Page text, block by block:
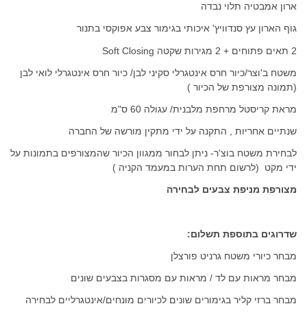
ארון אמבטיה תלוי נבדה
גוף הארון עץ סנדוויץ' איכותי בגימור צבע אפוקסי בתנור
2 תאים פתוחים + 2 מגירות שקטה Soft Closing
משטח ב'וצר/כיור חרס אינטגרלי סקיני לבן/ כיור חרס אינטגרלי לואי לבן
(תמונה מצורפת של הכיור )
מראת קריסטל מרחפת מלבנית/ עגולה 60 ס"מ
שנתיים אחריות , התקנה על ידי מתקין מורשה של החברה
לבחירת משטח בוצ'ר- ניתן לבחור ממגוון הכיור שהמצורפים בתמונות על
ידי מקט (לרשום תחת הערות במעמד הקניה )
מצורפת מניפת צבעים לבחירה
שדרוגים בתוספת תשלום:
מבחר כיורי משטח גרניט פורצלן
מבחר מראות עם לד / מראות עם מסגרות בצבעים שונים
מבחר ברזי קליר בגימורים שונים לכיורים מונחים/אינטגרליים לבחירה